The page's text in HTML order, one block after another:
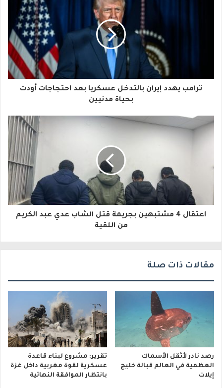
ا
إ
ل
ت
ر
ترامب يهدد إيران بالتدخل عسكريا بعد احتجاجات أودت
بحياة مدنيين
اعتقال 4 مشتبهين بجريمة قتل الشاب عدي عبد الكريم
من اللقية
مقالات ذات صلة
رصد نادر لأثقل الأسماك
العظمية في العالم قبالة خليج
إيلات
تقرير: مشروع لبناء قاعدة
عسكرية لقوة مغربية داخل غزة
بانتظار الموافقة النهائية